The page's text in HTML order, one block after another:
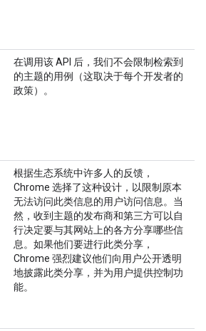
在调用该 API 后，我们不会限制检索到
的主题的用例（这取决于每个开发者的
政策）。
根据生态系统中许多人的反馈，
Chrome 选择了这种设计，以限制原本
无法访问此类信息的用户访问信息。当
然，收到主题的发布商和第三方可以自
行决定要与其网站上的各方分享哪些信
息。如果他们要进行此类分享，
Chrome 强烈建议他们向用户公开透明
地披露此类分享，并为用户提供控制功
能。